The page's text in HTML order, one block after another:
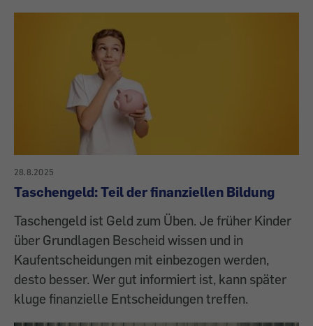
28.8.2025
Taschengeld: Teil der finanziellen Bildung
Taschengeld ist Geld zum Üben. Je früher Kinder
über Grundlagen Bescheid wissen und in
Kaufentscheidungen mit einbezogen werden,
desto besser. Wer gut informiert ist, kann später
kluge finanzielle Entscheidungen treffen.